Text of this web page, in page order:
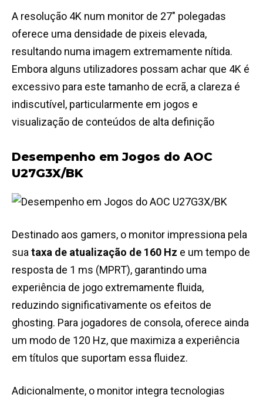
A resolução 4K num monitor de 27″ polegadas
oferece uma densidade de pixeis elevada,
resultando numa imagem extremamente nítida.
Embora alguns utilizadores possam achar que 4K é
excessivo para este tamanho de ecrã, a clareza é
indiscutível, particularmente em jogos e
visualização de conteúdos de alta definição​
Desempenho em Jogos do AOC
U27G3X/BK
Destinado aos gamers, o monitor impressiona pela
suataxa de atualização de 160 Hz e um tempo de
resposta de 1 ms (MPRT), garantindo uma
experiência de jogo extremamente fluida,
reduzindo significativamente os efeitos de
ghosting. Para jogadores de consola, oferece ainda
um modo de 120 Hz, que maximiza a experiência
em títulos que suportam essa fluidez​.
Adicionalmente, o monitor integra tecnologias